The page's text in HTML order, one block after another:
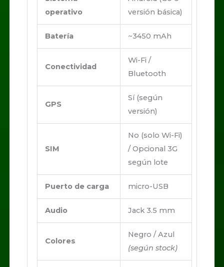
operativo
versión básica)
Batería ~3450 mAh
Conectividad
Wi-Fi /
Bluetooth
GPS
Sí (según
versión)
SIM
No (solo Wi-Fi)
/ Opcional 3G
según lote
Puerto de carga micro-USB
Audio Jack 3.5 mm
Colores
Negro / Azul
(según stock)